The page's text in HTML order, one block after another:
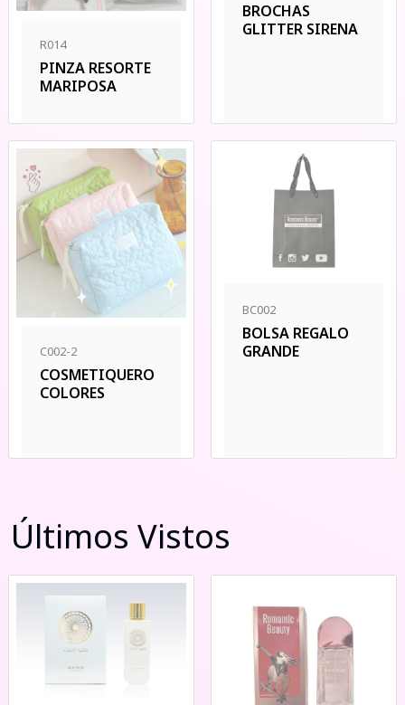
R014
PINZA RESORTE
MARIPOSA
BROCHAS
GLITTER SIRENA
C002-2
COSMETIQUERO
COLORES
BC002
BOLSA REGALO
GRANDE
Últimos Vistos